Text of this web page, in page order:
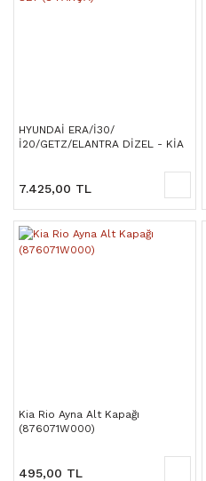
HYUNDAİ ERA/İ30/
İ20/GETZ/ELANTRA DİZEL - KİA
7.425,00 TL
Kia Rio Ayna Alt Kapağı
(876071W000)
495,00 TL